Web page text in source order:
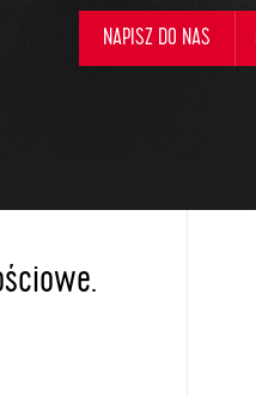
NAPISZ DO NAS